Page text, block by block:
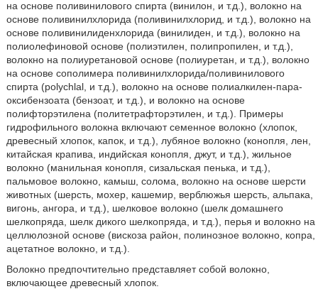
на основе поливинилового спирта (винилон, и т.д.), волокно на
основе поливинилхлорида (поливинилхлорид, и т.д.), волокно на
основе поливинилиденхлорида (винилиден, и т.д.), волокно на
полиолефиновой основе (полиэтилен, полипропилен, и т.д.),
волокно на полиуретановой основе (полиуретан, и т.д.), волокно
на основе сополимера поливинилхлорида/поливинилового
спирта (polychlal, и т.д.), волокно на основе полиалкилен-пара-
оксибензоата (бензоат, и т.д.), и волокно на основе
полифторэтилена (политетрафторэтилен, и т.д.). Примеры
гидрофильного волокна включают семенное волокно (хлопок,
древесный хлопок, капок, и т.д.), лубяное волокно (конопля, лен,
китайская крапива, индийская конопля, джут, и т.д.), жильное
волокно (манильная конопля, сизальская пенька, и т.д.),
пальмовое волокно, камыш, солома, волокно на основе шерсти
животных (шерсть, мохер, кашемир, верблюжья шерсть, альпака,
вигонь, ангора, и т.д.), шелковое волокно (шелк домашнего
шелкопряда, шелк дикого шелкопряда, и т.д.), перья и волокно на
целлюлозной основе (вискоза район, полинозное волокно, копра,
ацетатное волокно, и т.д.).
Волокно предпочтительно представляет собой волокно,
включающее древесный хлопок.